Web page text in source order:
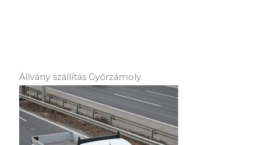
Állvány szállítás Győrzámoly